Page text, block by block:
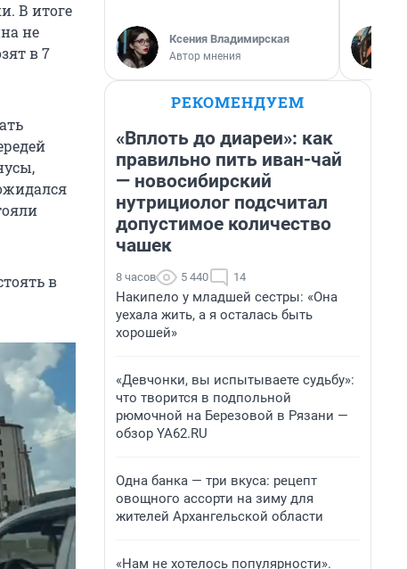
В итоге
не
в 7
в
Ксения Владимирская
Автор мнения
РЕКОМЕНДУЕМ
«Вплоть до диареи»: как
правильно пить иван-чай
— новосибирский
нутрициолог подсчитал
допустимое количество
чашек
8 часов 5 440 14
Накипело у младшей сестры: «Она
уехала жить, а я осталась быть
хорошей»
«Девчонки, вы испытываете судьбу»:
что творится в подпольной
рюмочной на Березовой в Рязани —
обзор YA62.RU
Одна банка — три вкуса: рецепт
овощного ассорти на зиму для
жителей Архангельской области
«Нам не хотелось популярности».